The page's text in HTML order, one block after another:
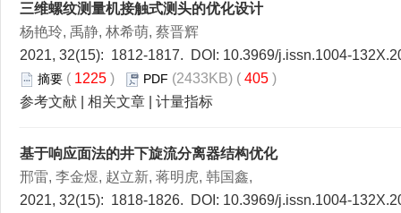
三维螺纹测量机接触式测头的优化设计
杨艳玲, 禹静, 林希萌, 蔡晋辉
2021, 32(15): 1812-1817. DOI: 10.3969/j.issn.1004-
摘要 ( 1225 ) PDF (2433KB) ( 405 )
参考文献
相关文章 计量指标
基于响应面法的井下旋流分离器结构优化
邢雷, 李金煜, 赵立新, 蒋明虎, 韩国鑫,
2021, 32(15): 1818-1826. DOI: 10.3969/j.issn.1004-